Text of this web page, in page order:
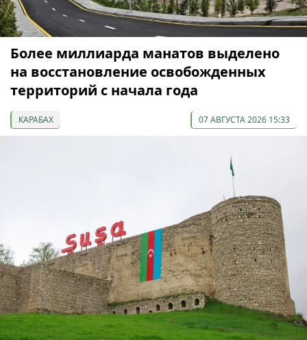
Более миллиарда манатов выделено
на восстановление освобожденных
территорий с начала года
КАРАБАХ 07 АВГУСТА 2026 15:33